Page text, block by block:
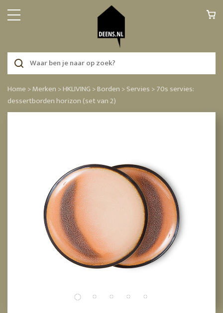
Home >Merken >HKLIVING >Borden >Servies >70s servies:
dessertborden horizon (set van 2)